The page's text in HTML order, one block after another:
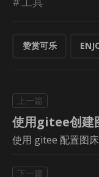
赞赏可乐
使用gitee创建
使用 gitee 配置图床